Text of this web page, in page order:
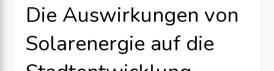
Die Auswirkungen von
Solarenergie auf die